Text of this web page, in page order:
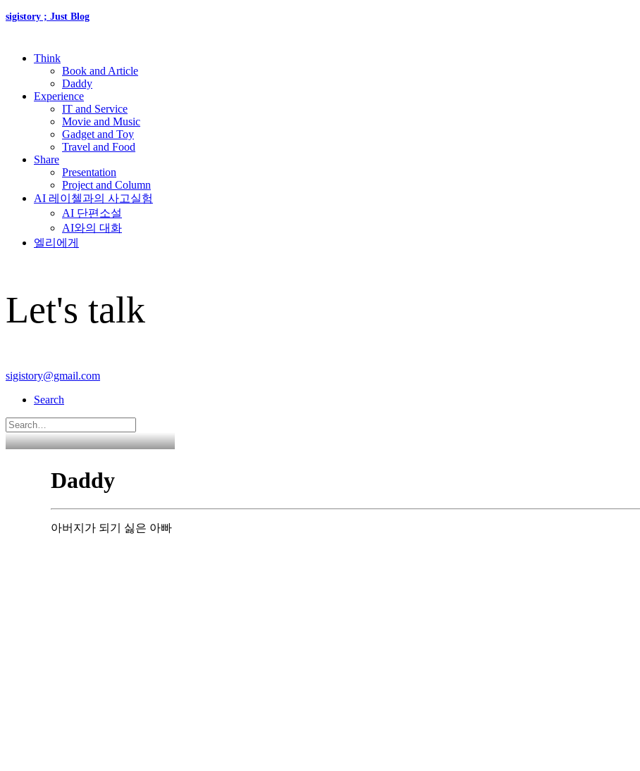
sigistory ; Just Blog
Think
Book and Article
Daddy
Experience
IT and Service
Movie and Music
Gadget and Toy
Travel and Food
Share
Presentation
Project and Column
AI 레이첼과의 사고실험
AI 단편소설
AI와의 대화
엘리에게
Let's talk
sigistory@gmail.com
Search
Daddy
아버지가 되기 싫은 아빠